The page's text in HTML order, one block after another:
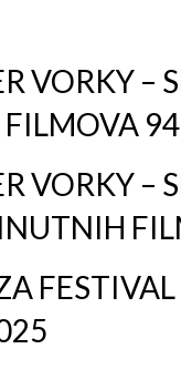
VORKY –
VORKY –